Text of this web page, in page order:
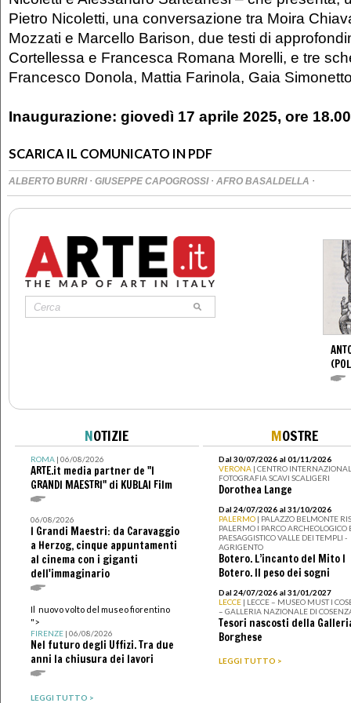
Pietro Nicoletti, una conversazione tra Moira
Mozzati e Marcello Barison, due testi di
Cortellessa e Francesca Romana Morelli, e tre
Francesco Donola, Mattia Farinola, Gaia
Inaugurazione: giovedì 17 aprile 2025, ore 18.00
SCARICA IL COMUNICATO IN PDF
ALBERTO BURRI · GIUSEPPE CAPOGROSSI · AFRO BASALDELLA ·
NOTIZIE
ROMA| 06/08/2026
ARTE.it media partner de "I
GRANDI MAESTRI" di KUBLAI Film
06/08/2026
I Grandi Maestri: da Caravaggio
a Herzog, cinque appuntamenti
al cinema con i giganti
dell'immaginario
Il nuovo volto del museo fiorentino
">
FIRENZE| 06/08/2026
Nel futuro degli Uffizi. Tra due
anni la chiusura dei lavori
LEGGI TUTTO >
MOSTRE
Dal 30/07/2026 al 01/11/2026
VERONA | CENTRO
FOTOGRAFIA SCAVI SCALIGERI
Dorothea Lange
Dal 24/07/2026 al 31/10/2026
PALERMO | PALAZZO BELMONTE
PALERMO I PARCO ARCHEOLOGICO
PAESAGGISTICO VALLE DEI TEMPLI -
AGRIGENTO
Botero. L’incanto del Mito I
Botero. Il peso dei sogni
Dal 24/07/2026 al 31/01/2027
LECCE | LECCE – MUSEO MUST I
– GALLERIA NAZIONALE DI
Tesori nascosti della
Borghese
LEGGI TUTTO >